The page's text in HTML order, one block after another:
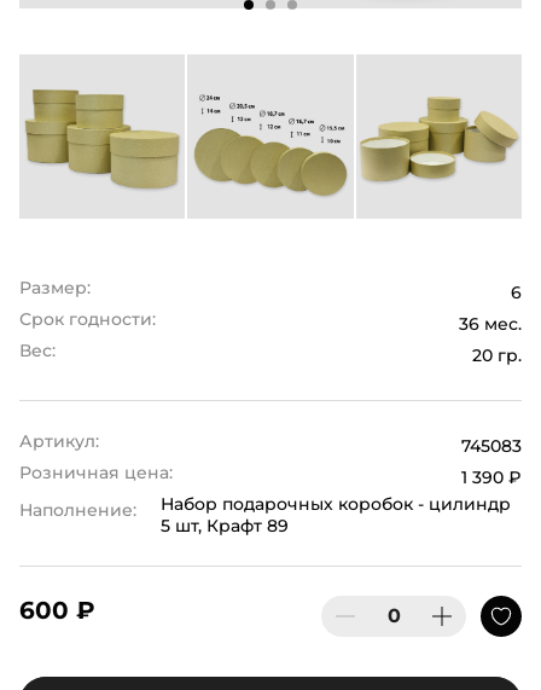
Размер:
6
Срок годности:
36 мес.
Вес:
20 гр.
Артикул:
745083
Розничная цена:
1 390 ₽
Наполнение:
Набор подарочных коробок - цилиндр
5 шт, Крафт 89
600 ₽